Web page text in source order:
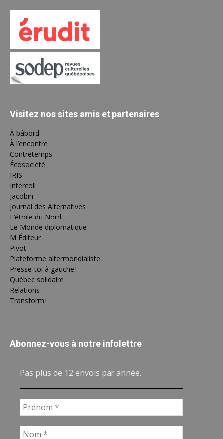
Visitez nos sites amis et partenaires
À bâbord
À l’encontre
Contretemps
Écosociété
IRIS
Intercoll
Jacobin
Journal des Alternatives
L’étoile du Nord
Le Monde diplomatique
M Éditeur
Pivot
Plateforme altermondialiste
Presse-toi à gauche !
Québec solidaire
Relations
Transform !
Abonnez-vous à notre infolettre
Pas plus de 12 envois par année.